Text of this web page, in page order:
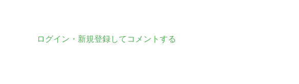
ログイン・新規登録してコメントする